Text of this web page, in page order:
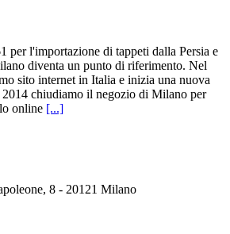
per l'importazione di tappeti dalla Persia e
diventa un punto di riferimento. Nel
sito internet in Italia e inizia una nuova
chiudiamo il negozio di Milano per
online [...]
8 - 20121 Milano